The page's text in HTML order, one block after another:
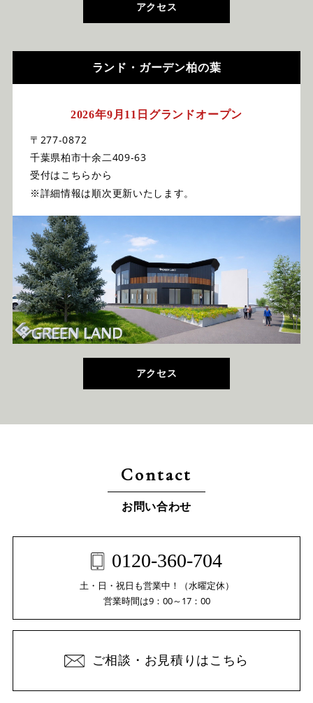
アクセス
ランド・ガーデン柏の葉
2026年9月11日グランドオープン
〒277-0872
千葉県柏市十余二409-63
受付はこちらから
※詳細情報は順次更新いたします。
アクセス
Contact
お問い合わせ
0120-360-704
土・日・祝日も営業中！（水曜定休）
営業時間は9：00～17：00
ご相談・お見積りはこちら